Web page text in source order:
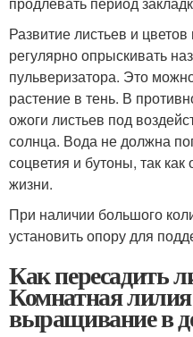
Развитие листьев и
регулярно опрыскивать
пульверизатора. Это
растение в тень. В
ожоги листьев под
солнца. Вода не должна
соцветия и бутоны, так
жизни.
При наличии большого
установить опору для
Как пересадить
Комнатная
выращивание в